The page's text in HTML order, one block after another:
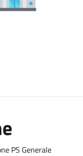
PS Generale